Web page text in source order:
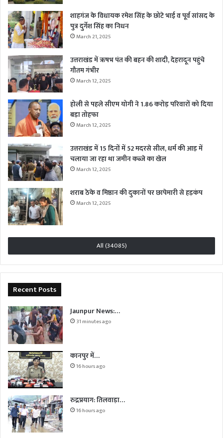
शाहगंज के विधायक रमेश सिंह के छोटे भाई व पूर्व सांसद के
पुत्र दुर्गेश सिंह का निधन
March 21, 2025
उत्तराखंड में ऋषभ पंत की बहन की शादी, देहरादून पहुंचे
गौतम गंभीर
March 12, 2025
होली से पहले सीएम योगी ने 1.86 करोड़ परिवारों को दिया
बड़ा तोहफा
March 12, 2025
उत्तराखंड में 15 दिनों में 52 मदरसे सील, धर्म की आड़ में
चलाया जा रहा था जमीन कब्जे का खेल
March 12, 2025
शराब ठेके व मिष्ठान की दुकानों पर छापेमारी से हड़कंप
March 12, 2025
All (34085)
Recent Posts
Jaunpur News:…
31 minutes ago
कानपुर में…
16 hours ago
रुद्रप्रयाग: तिलवाड़ा…
16 hours ago